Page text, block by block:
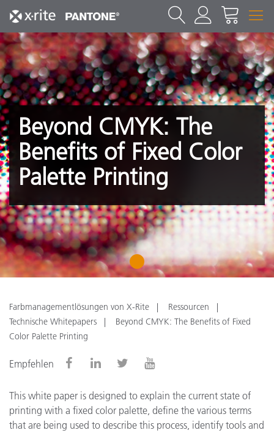
Beyond CMYK: The
Benefits of Fixed Color
Palette Printing
1
Farbmanagementlösungen von X-Rite
Ressourcen
Technische Whitepapers
Beyond CMYK: The Benefits of Fixed
Color Palette Printing
Empfehlen
This white paper is designed to explain the current state of
printing with a fixed color palette, define the various terms
that are being used to describe this process, identify tools and